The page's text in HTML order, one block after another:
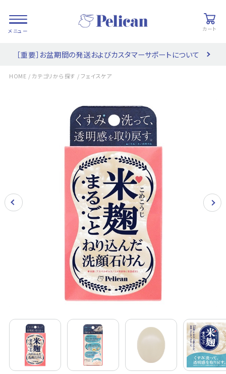
カート
PRODUCTS/ 商品を探す
COLLECTIONS/ ブランド一覧
ご利用案内
よくあるご質問
［重要］お盆期間の発送およびカスタマーサポートについて
HOME / カテゴリから探す / フェイスケア